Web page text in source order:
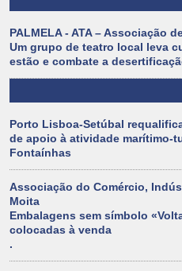
PALMELA - ATA – Associação
Um grupo de teatro local leva
estão e combate a
Porto Lisboa-Setúbal
de apoio à atividade marítimo-
Fontaínhas
Associação do Comércio,
Moita
Embalagens sem símbolo
colocadas à venda
.